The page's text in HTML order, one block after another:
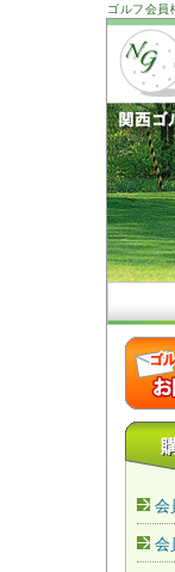
ゴルフ会
会
会